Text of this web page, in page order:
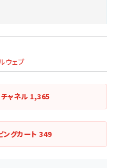
ウェブ
ャネル 1,365
ングカート349